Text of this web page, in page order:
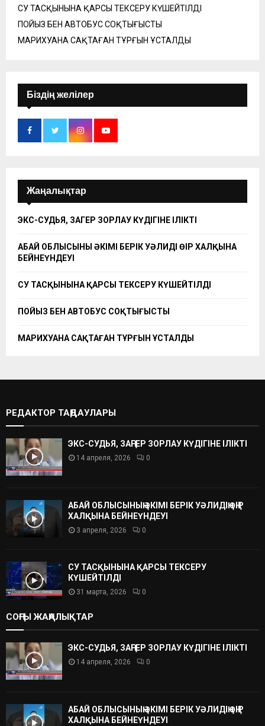
СУ ТАСҚЫНЫНА ҚАРСЫ ТЕКСЕРУ КҮШЕЙТІЛДІ
ПОЙЫЗ БЕН АВТОБУС СОҚТЫҒЫСТЫ
МАРИХУАНА САҚТАҒАН ТҰРҒЫН ҰСТАЛДЫ
Біздің желілер
Жаңалықтар
ЭКС-СУДЬЯ, ЗАҢГЕР ЗОРЛАУ КҮДІГІНЕ ІЛІКТІ
АБАЙ ОБЛЫСЫНЫҢ ӘКІМІ БЕРІК УӘЛИДІҢ ӨҢІР ХАЛҚЫНА
БЕЙНЕҮНДЕУІ
СУ ТАСҚЫНЫНА ҚАРСЫ ТЕКСЕРУ КҮШЕЙТІЛДІ
ПОЙЫЗ БЕН АВТОБУС СОҚТЫҒЫСТЫ
МАРИХУАНА САҚТАҒАН ТҰРҒЫН ҰСТАЛДЫ
РЕДАКТОР ТАҢДАУЛАРЫ
ЭКС-СУДЬЯ, ЗАҢГЕР ЗОРЛАУ КҮДІГІНЕ ІЛІКТІ
14 апреля, 2026 0
АБАЙ ОБЛЫСЫНЫҢ ӘКІМІ БЕРІК УӘЛИДІҢ ӨҢІР
ХАЛҚЫНА БЕЙНЕҮНДЕУІ
3 апреля, 2026 0
СУ ТАСҚЫНЫНА ҚАРСЫ ТЕКСЕРУ
КҮШЕЙТІЛДІ
31 марта, 2026 0
СОҢҒЫ ЖАҢАЛЫҚТАР
ЭКС-СУДЬЯ, ЗАҢГЕР ЗОРЛАУ КҮДІГІНЕ ІЛІКТІ
14 апреля, 2026 0
АБАЙ ОБЛЫСЫНЫҢ ӘКІМІ БЕРІК УӘЛИДІҢ ӨҢІР
ХАЛҚЫНА БЕЙНЕҮНДЕУІ